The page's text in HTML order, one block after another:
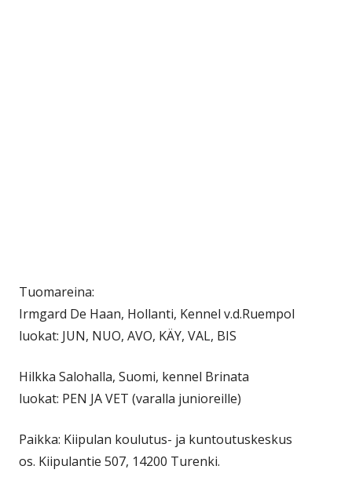
Tuomareina:
Irmgard De Haan, Hollanti, Kennel v.d.Ruempol
luokat: JUN, NUO, AVO, KÄY, VAL, BIS
Hilkka Salohalla, Suomi, kennel Brinata
luokat: PEN JA VET (varalla junioreille)
Paikka: Kiipulan koulutus- ja kuntoutuskeskus
os. Kiipulantie 507, 14200 Turenki.